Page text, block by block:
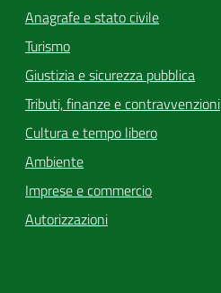
Anagrafe e stato civile
Turismo
Giustizia e sicurezza pubblica
Tributi, finanze e contravvenzioni
Cultura e tempo libero
Ambiente
Imprese e commercio
Autorizzazioni